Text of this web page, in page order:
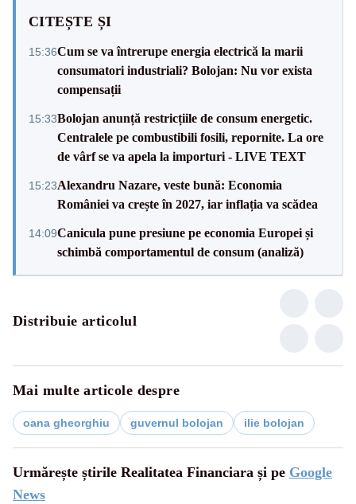
CITEȘTE ȘI
15:36Cum se va întrerupe energia electrică la marii
consumatori industriali? Bolojan: Nu vor exista
compensații
15:33Bolojan anunță restricțiile de consum energetic.
Centralele pe combustibili fosili, repornite. La ore
de vârf se va apela la importuri - LIVE TEXT
15:23Alexandru Nazare, veste bună: Economia
României va crește în 2027, iar inflația va scădea
14:09Canicula pune presiune pe economia Europei și
schimbă comportamentul de consum (analiză)
Distribuie articolul
Mai multe articole despre
oana gheorghiu guvernul bolojan ilie bolojan
Urmărește știrile Realitatea Financiara și pe Google
News